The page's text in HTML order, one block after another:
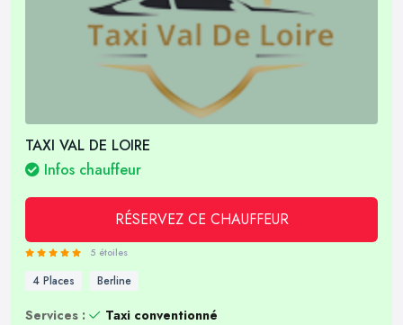
TAXI VAL DE LOIRE
Infos chauffeur
RÉSERVEZ CE CHAUFFEUR
5 étoiles
4 Places Berline
Services :
Taxi conventionné